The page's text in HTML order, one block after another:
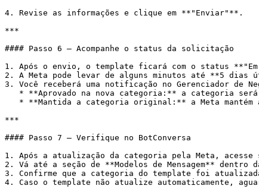
4. Revise as informações e clique em **"Enviar"**.
***
#### Passo 6 – Acompanhe o status da solicitação
1. Após o envio, o template ficará com o status
2. A Meta pode levar de alguns minutos até **5
3. Você receberá uma notificação no Gerenciador de
***
#### Passo 7 – Verifique no BotConversa
1. Após a atualização da categoria pela Meta, acesse
2. Vá até a seção de **Modelos de Mensagem** dentro
3. Confirme que a categoria do template foi
4. Caso o template não atualize automaticamente,